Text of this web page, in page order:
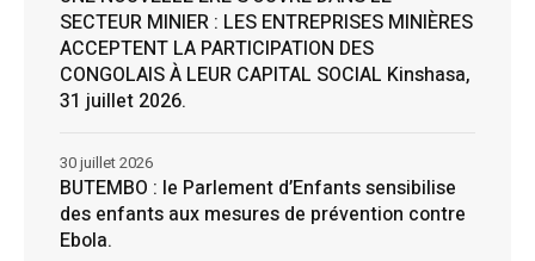
SECTEUR MINIER : LES ENTREPRISES MINIÈRES
ACCEPTENT LA PARTICIPATION DES
CONGOLAIS À LEUR CAPITAL SOCIAL Kinshasa,
31 juillet 2026.
BUTEMBO : le Parlement d’Enfants sensibilise
des enfants aux mesures de prévention contre
Ebola.
30 juillet 2026